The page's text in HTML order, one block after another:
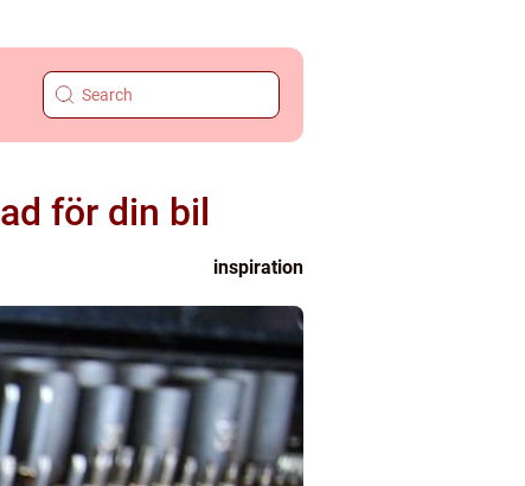
för din bil
inspiration